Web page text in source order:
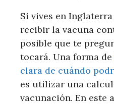
Si vives en
recibir la vacuna
posible que te
tocará. Una forma de
clara de cuándo
es utilizar una
vacunación. En este